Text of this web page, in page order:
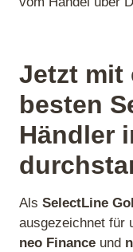
Jetzt mit
besten
Händler
Als SelectLine
ausgezeichnet für
neo Finance und